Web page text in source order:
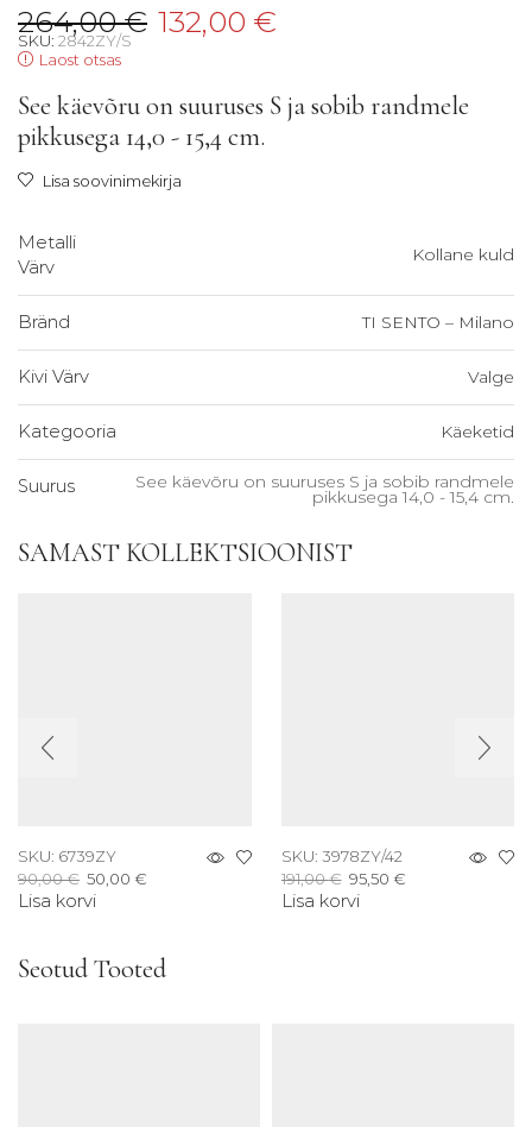
264,00€ Algne
hind
264,00
€.
132,00 €
132,00
SKU: 2842ZY/S
Laost otsas
See käevõru on suuruses S ja sobib randmele
pikkusega 14,0 - 15,4 cm.
Lisa soovinimekirja
Metalli
Värv
Kollane kuld
Bränd TI SENTO – Milano
Kivi Värv Valge
Kategooria Käeketid
Suurus
See käevõru on suuruses S ja sobib randmele
pikkusega 14,0 - 15,4 cm.
SAMAST KOLLEKTSIOONIST
SKU: 6739ZY
90,00€ Algne
hind
€.
50,00 €
Lisa korvi
SKU: 3978ZY/42
191,00€ Algne
hind
95,50 €Current
Lisa korvi
Seotud Tooted